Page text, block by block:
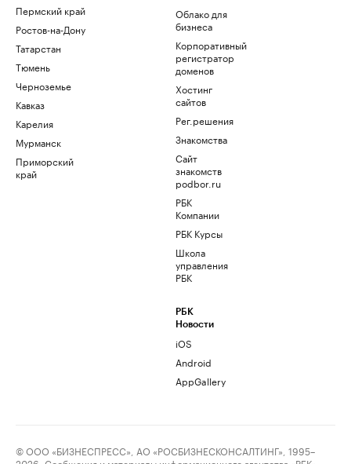
Пермский край
Ростов-на-Дону
Татарстан
Тюмень
Черноземье
Кавказ
Карелия
Мурманск
Приморский
край
Облако для
бизнеса
Корпоративный
регистратор
доменов
Хостинг
сайтов
Рег.решения
Знакомства
Сайт
знакомств
podbor.ru
РБК
Компании
РБК Курсы
Школа
управления
РБК
РБК
Новости
iOS
Android
AppGallery
© ООО «БИЗНЕСПРЕСС», АО «РОСБИЗНЕСКОНСАЛТИНГ», 1995–